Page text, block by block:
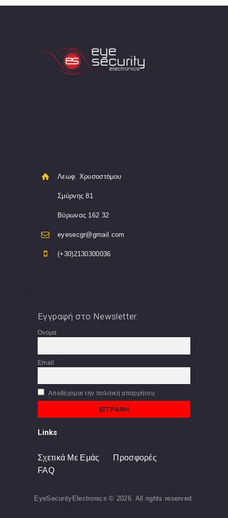
Λεωφ. Χρυσοστόμου
Σμύρνης 81
Βύρωνας 162 32
eyesecgr@gmail.com
(+30)2130300036
Εγγραφή στο Newsletter.
Όνομα
Email
Αποδέχομαι την πολιτική απορρήτου
Links
Σχετικά Με Εμάς
Προσφορές
FAQ
EyeSecurityElectronics © 2026. All rights reserved.